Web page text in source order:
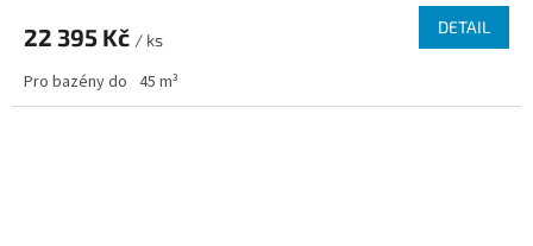
22 395 Kč / ks
DETAIL
Pro bazény do 45 m³